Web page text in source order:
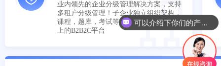
业内领先的企业分级管理解决方案，支持
多租户分级管理！子企业独立组织架构，
课程，题库，考试等，为您打造真正意义
上的B2B2C平台
可以介绍下你们的产品么
你们是怎么收费的呢